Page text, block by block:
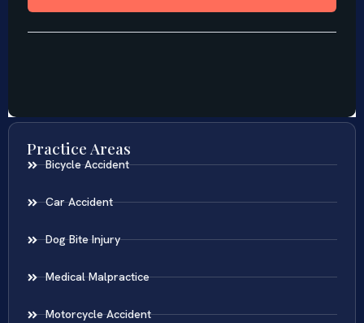
Practice Areas
Bicycle Accident
Car Accident
Dog Bite Injury
Medical Malpractice
Motorcycle Accident